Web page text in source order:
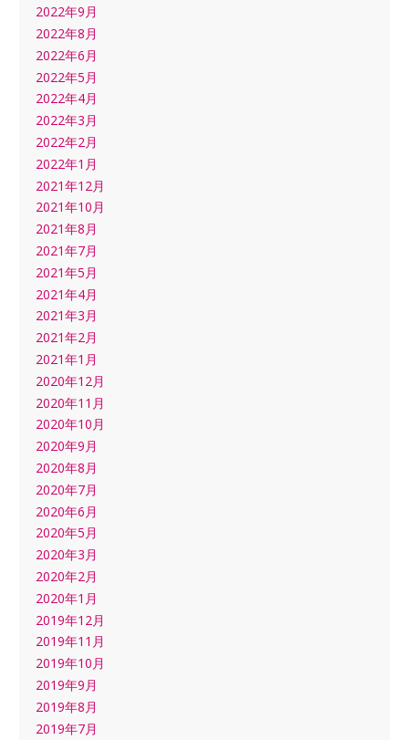
2022年9月
2022年8月
2022年6月
2022年5月
2022年4月
2022年3月
2022年2月
2022年1月
2021年12月
2021年10月
2021年8月
2021年7月
2021年5月
2021年4月
2021年3月
2021年2月
2021年1月
2020年12月
2020年11月
2020年10月
2020年9月
2020年8月
2020年7月
2020年6月
2020年5月
2020年3月
2020年2月
2020年1月
2019年12月
2019年11月
2019年10月
2019年9月
2019年8月
2019年7月